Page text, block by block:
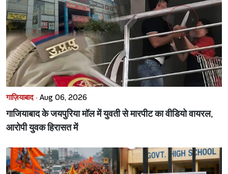
गाज़ियाबाद · Aug 06, 2026
गाजियाबाद के जयपुरिया मॉल में युवती से मारपीट का वीडियो वायरल,
आरोपी युवक हिरासत में